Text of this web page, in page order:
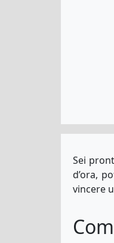
Sei
d’ora,
vincere